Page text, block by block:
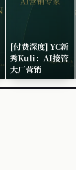
[付费深度] YC新
秀Kuli：AI接管
大厂营销